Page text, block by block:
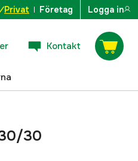
Privat Företag Logga in
Kontakt
30